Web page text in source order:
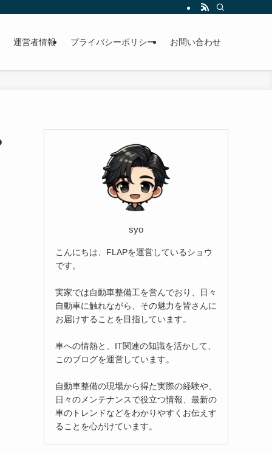
運営者情報 プライバシーポリシー お問い合わせ
syo
こんにちは、FLAPを運営しているショウ
です。
実家では自動車整備工を営んでおり、日々
自動車に触れながら、その魅力を皆さんに
お届けすることを目指しています。
車への情熱と、IT関連の知識を活かして、
このブログを運営しています。
自動車整備の現場から得た実際の経験や、
日々のメンテナンスで役立つ情報、最新の
車のトレンドなどをわかりやすくお伝えす
ることを心がけています。